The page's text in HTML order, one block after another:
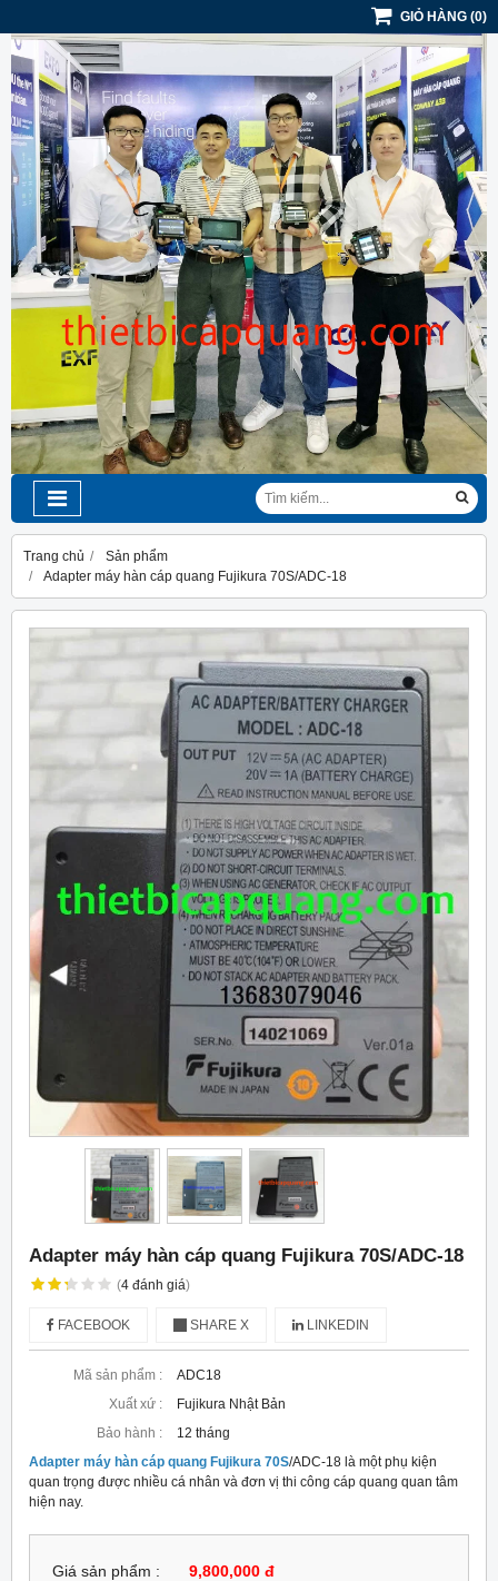
GIỎ HÀNG (0)
Trang chủ
Sản phẩm
Adapter máy hàn cáp quang Fujikura 70S/ADC-18
Adapter máy hàn cáp quang Fujikura 70S/ADC-18
(4 đánh giá)
FACEBOOK SHARE X LINKEDIN
Mã sản phẩm :
ADC18
Xuất xứ :
Fujikura Nhật Bản
Bảo hành :
12 tháng
Adapter máy hàn cáp quang Fujikura 70S/ADC-18 là một phụ kiện
quan trọng được nhiều cá nhân và đơn vị thi công cáp quang quan tâm
hiện nay.
Giá sản phẩm : 9,800,000 đ